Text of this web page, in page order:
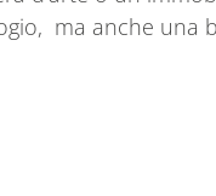
ma anche una